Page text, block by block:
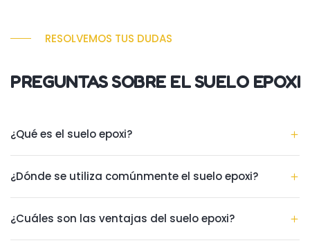
RESOLVEMOS TUS DUDAS
PREGUNTAS SOBRE EL SUELO EPOXI
¿Qué es el suelo epoxi?
¿Dónde se utiliza comúnmente el suelo epoxi?
¿Cuáles son las ventajas del suelo epoxi?